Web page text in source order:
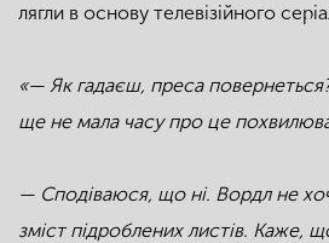
лягли в основу телевізійного
«— Як гадаєш, преса
ще не мала часу про це
— Сподіваюся, що ні. Вордл не
зміст підроблених листів. Каже,